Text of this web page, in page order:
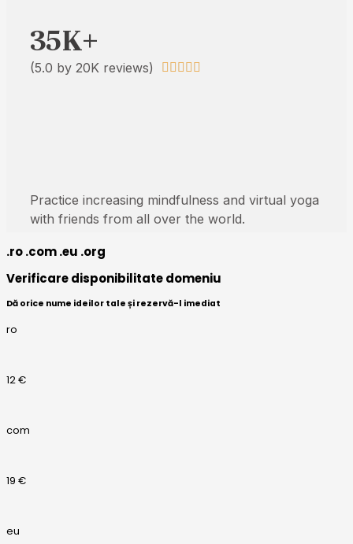
.ro .com .eu .org
Verificare disponibilitate domeniu
Dă orice nume ideilor tale și rezervă-l imediat
ro
12 €
com
19 €
eu